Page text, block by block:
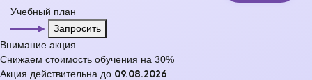
Учебный план
Запросить
Внимание акция
Снижаем стоимость обучения на 30%
Акция действительна до 09.08.2026